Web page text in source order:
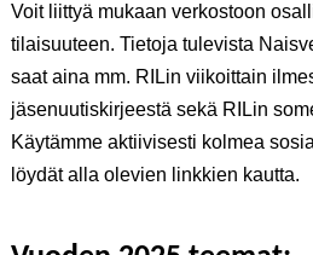
Voit liittyä mukaan verkostoon
tilaisuuteen. Tietoja tulevista
saat aina mm. RILin viikoittain
jäsenuutiskirjeestä sekä RILin
Käytämme aktiivisesti kolmea
löydät alla olevien linkkien kautta.